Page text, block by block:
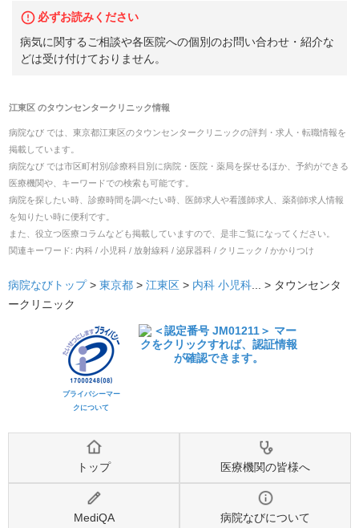
必ずお読みください
病気に関するご相談や各医院への個別のお問い合わせ・紹介な
どは受け付けておりません。
江東区のタウンセンタークリニック情報
病院なび では、 東京都江東区のタウンセンタークリニックの評判・求人・転職情報を
掲載しています。
病院なび では市区町村別/診療科目別に病院・医院・薬局を探せるほか、予約ができる
医療機関や、キーワードでの検索も可能です。
病院を探したい時、診療時間を調べたい時、医師求人や看護師求人、薬剤師求人情報
を知りたい時に便利です。
また、役立つ医療コラムなども掲載していますので、是非ご覧になってください。
関連キーワード: 内科 / 小児科 / 放射線科 / 泌尿器科 / クリニック / かかりつけ
病院なびトップ > 東京都 > 江東区 > 内科 小児科... > タウンセンタ
ークリニック
プライバシーマー
クについて
トップ 医療機関の皆様へ
MediQA 病院なびについて